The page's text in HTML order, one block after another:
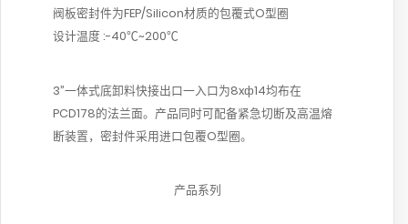
阀板密封件为FEP/Silicon材质的包覆式O型圈
设计温度 :-40℃~200℃
3”一体式底卸料快接出口一入口为8xф14均布在
PCD178的法兰面。产品同时可配备紧急切断及高温熔
断装置，密封件采用进口包覆O型圈。
产品系列